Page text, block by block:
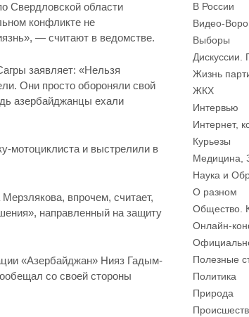
Свердловской области
конфликте не
— считают в ведомстве.
заявляет: «Нельзя
Они просто обороняли свой
азербайджанцы ехали
мотоциклиста и выстрелили в
впрочем, считает,
направленный на защиту
«Азербайджан» Нияз Гадым-
со своей стороны
В России
Видео-
Выборы
Дискуссии.
Жизнь
ЖКХ
Интервью
Интернет,
Курьезы
Медицина,
Наука и
О разном
Общество.
Онлайн-
Полезные
Политика
Природа